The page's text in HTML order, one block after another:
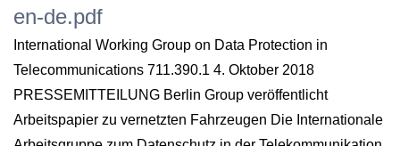
en-de.pdf
International Working Group on Data Protection in
Telecommunications 711.390.1 4. Oktober 2018
PRESSEMITTEILUNG Berlin Group veröffentlicht
Arbeitspapier zu vernetzten Fahrzeugen Die Internationale